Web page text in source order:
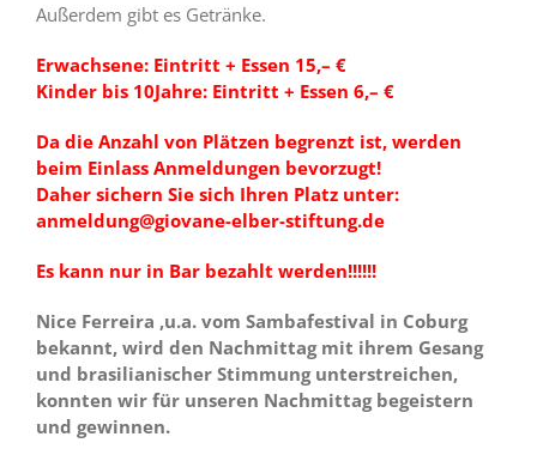
Außerdem gibt es Getränke.
Erwachsene: Eintritt + Essen 15,– €
Kinder bis 10Jahre: Eintritt + Essen 6,– €
Da die Anzahl von Plätzen begrenzt ist, werden
beim Einlass Anmeldungen bevorzugt!
Daher sichern Sie sich Ihren Platz unter:
anmeldung@giovane-elber-stiftung.de
Es kann nur in Bar bezahlt werden!!!!!!
Nice Ferreira ,u.a. vom Sambafestival in Coburg
bekannt, wird den Nachmittag mit ihrem Gesang
und brasilianischer Stimmung unterstreichen,
konnten wir für unseren Nachmittag begeistern
und gewinnen.